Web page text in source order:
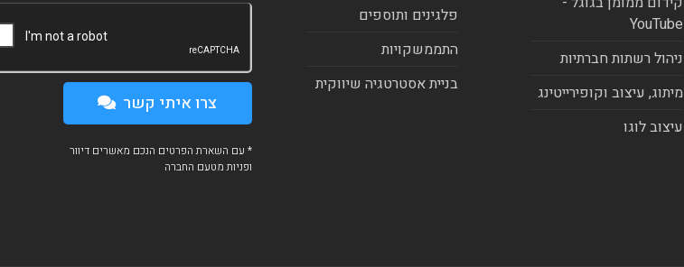
YouTube
ניהול רשתות חברתיות
מיתוג, עיצוב וקופירייטינג
עיצוב לוגו
פלגינים ותוספים
התממשקויות
בניית אסטרטגיה שיווקית
צרו איתי קשר
* עם השארת הפרטים הנכם מאשרים דיוור
ופניות מטעם החברה